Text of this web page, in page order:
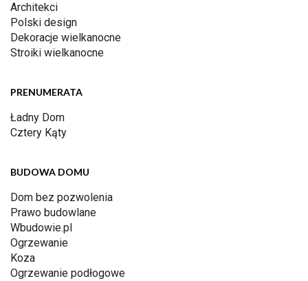
Architekci
Polski design
Dekoracje wielkanocne
Stroiki wielkanocne
PRENUMERATA
Ładny Dom
Cztery Kąty
BUDOWA DOMU
Dom bez pozwolenia
Prawo budowlane
Wbudowie.pl
Ogrzewanie
Koza
Ogrzewanie podłogowe